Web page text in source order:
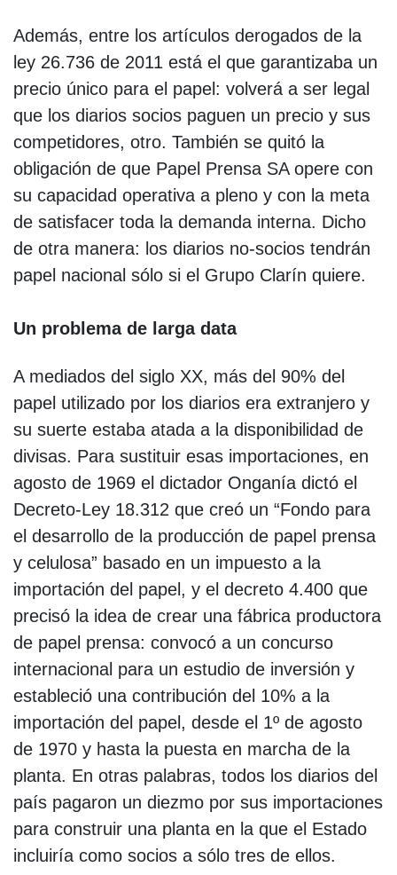
Además, entre los artículos derogados de la
ley 26.736 de 2011 está el que garantizaba un
precio único para el papel: volverá a ser legal
que los diarios socios paguen un precio y sus
competidores, otro. También se quitó la
obligación de que Papel Prensa SA opere con
su capacidad operativa a pleno y con la meta
de satisfacer toda la demanda interna. Dicho
de otra manera: los diarios no-socios tendrán
papel nacional sólo si el Grupo Clarín quiere.
Un problema de larga data
A mediados del siglo XX, más del 90% del
papel utilizado por los diarios era extranjero y
su suerte estaba atada a la disponibilidad de
divisas. Para sustituir esas importaciones, en
agosto de 1969 el dictador Onganía dictó el
Decreto-Ley 18.312 que creó un “Fondo para
el desarrollo de la producción de papel prensa
y celulosa” basado en un impuesto a la
importación del papel, y el decreto 4.400 que
precisó la idea de crear una fábrica productora
de papel prensa: convocó a un concurso
internacional para un estudio de inversión y
estableció una contribución del 10% a la
importación del papel, desde el 1º de agosto
de 1970 y hasta la puesta en marcha de la
planta. En otras palabras, todos los diarios del
país pagaron un diezmo por sus importaciones
para construir una planta en la que el Estado
incluiría como socios a sólo tres de ellos.